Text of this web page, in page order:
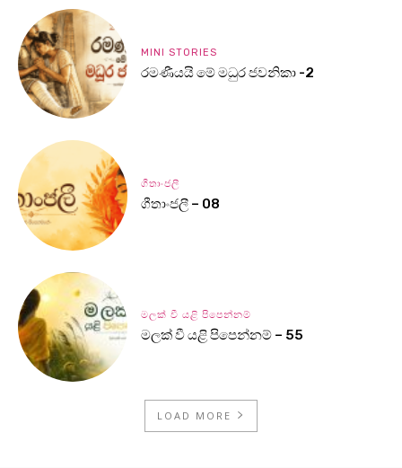
MINI STORIES
රමණීයයි මේ මධුර ජවනිකා -2
ගීතාංජලී
ගීතාංජලී – 08
මලක් වී යළි පිපෙන්නම්
මලක් වී යළි පිපෙන්නම් – 55
LOAD MORE